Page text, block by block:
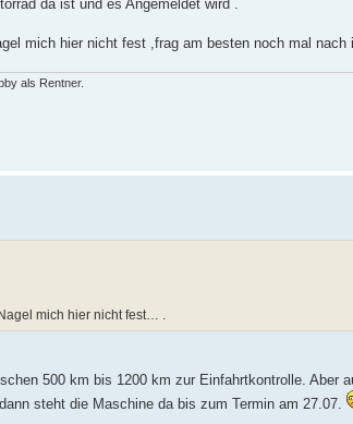
da ist und es Angemeldet wird .
mich hier nicht fest ,frag am besten noch mal nach
als Rentner.
mich hier nicht fest… .
500 km bis 1200 km zur Einfahrtkontrolle. Aber
steht die Maschine da bis zum Termin am 27.07.